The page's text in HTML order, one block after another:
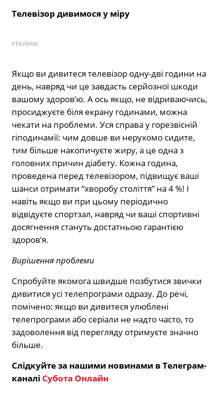
Телевізор дивимося у міру
РЕКЛАМА
Якщо ви дивитеся телевізор одну-дві години на
день, навряд чи це завдасть серйозної шкоди
вашому здоров’ю. А ось якщо, не відриваючись,
просиджуєте біля екрану годинами, можна
чекати на проблеми. Уся справа у горезвісній
гіподинамії: чим довше ви нерухомо сидите,
тим більше накопичуєте жиру, а це одна з
головних причин діабету. Кожна година,
проведена перед телевізором, підвищує ваші
шанси отримати “хворобу століття” на 4 %! І
навіть якщо ви при цьому періодично
відвідуєте спортзал, навряд чи ваші спортивні
досягнення стануть достатньою гарантією
здоров’я.
Вирішення проблеми
Спробуйте якомога швидше позбутися звички
дивитися усі телепрограми одразу. До речі,
помічено: якщо ви дивитеся улюблені
телепрограми або серіали не надто часто, то
задоволення від перегляду отримуєте значно
більше.
Слідкуйте за нашими новинами в Телеграм-
каналі Субота Онлайн